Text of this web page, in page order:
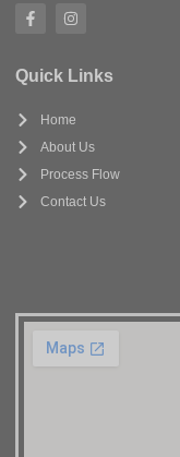
Quick Links
Home
About Us
Process Flow
Contact Us